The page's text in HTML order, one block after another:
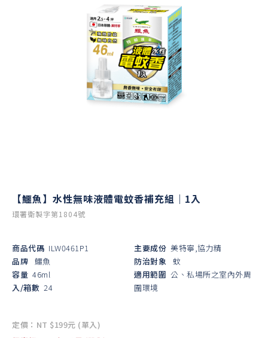
【鱷魚】水性無味液體電蚊香補充組｜1入
環署衛製字第1804號
商品代碼 ILW0461P1
品牌 鱷魚
容量 46ml
入/箱數 24
主要成份 美特寧,協力精
防治對象 蚊
適用範圍 公、私場所之室內外周
圍環境
定價：NT $199元 (單入)